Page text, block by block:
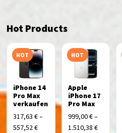
Hot Products
HOT
iPhone 14
Pro Max
verkaufen
317,63€–
557,52€
HOT
Apple
iPhone 17
Pro Max
999,00€–
1.510,38 €